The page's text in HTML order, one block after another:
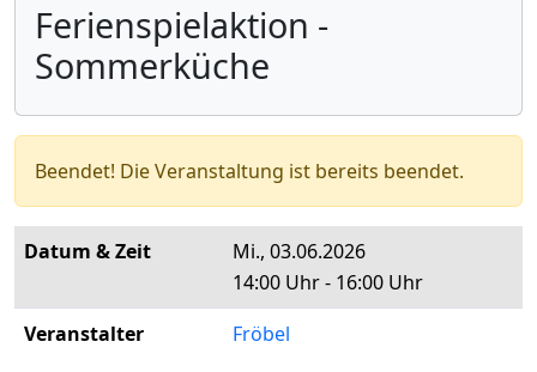
Ferienspielaktion -
Sommerküche
Beendet! Die Veranstaltung ist bereits beendet.
Datum & Zeit
Mi., 03.06.2026
14:00 Uhr - 16:00 Uhr
Veranstalter
Fröbel